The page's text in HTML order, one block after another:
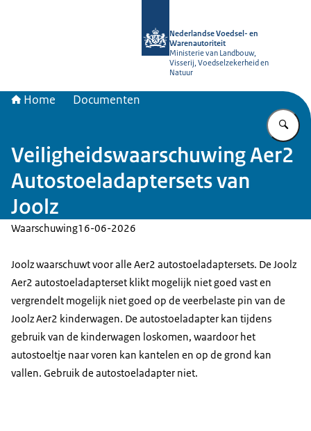
Nederlandse Voedsel- en
Warenautoriteit
Ministerie van Landbouw,
Visserij, Voedselzekerheid en
Natuur
Home Documenten
Veiligheidswaarschuwing Aer2
Autostoeladaptersets van
Joolz
Waarschuwing16-06-2026
Joolz waarschuwt voor alle Aer2 autostoeladaptersets. De Joolz
Aer2 autostoeladapterset klikt mogelijk niet goed vast en
vergrendelt mogelijk niet goed op de veerbelaste pin van de
Joolz Aer2 kinderwagen. De autostoeladapter kan tijdens
gebruik van de kinderwagen loskomen, waardoor het
autostoeltje naar voren kan kantelen en op de grond kan
vallen. Gebruik de autostoeladapter niet.